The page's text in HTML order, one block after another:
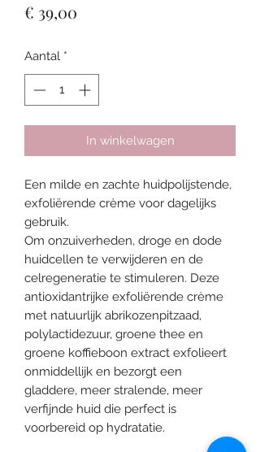
€ 39,00
Aantal *
In winkelwagen
Een milde en zachte huidpolijstende,
exfoliërende crème voor dagelijks
gebruik.
Om onzuiverheden, droge en dode
huidcellen te verwijderen en de
celregeneratie te stimuleren. Deze
antioxidantrijke exfoliërende crème
met natuurlijk abrikozenpitzaad,
polylactidezuur, groene thee en
groene koffieboon extract exfolieert
onmiddellijk en bezorgt een
gladdere, meer stralende, meer
verfijnde huid die perfect is
voorbereid op hydratatie.